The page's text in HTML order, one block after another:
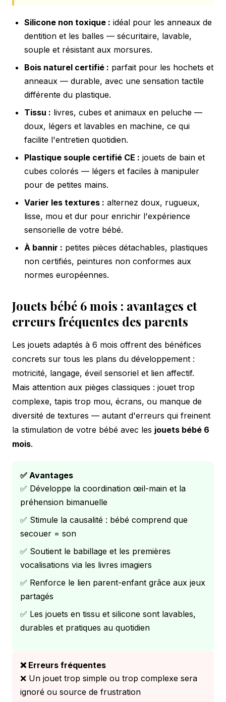
Silicone non toxique : idéal pour les anneaux de
dentition et les balles — sécuritaire, lavable,
souple et résistant aux morsures.
Bois naturel certifié : parfait pour les hochets et
anneaux — durable, avec une sensation tactile
différente du plastique.
Tissu : livres, cubes et animaux en peluche —
doux, légers et lavables en machine, ce qui
facilite l'entretien quotidien.
Plastique souple certifié CE : jouets de bain et
cubes colorés — légers et faciles à manipuler
pour de petites mains.
Varier les textures : alternez doux, rugueux,
lisse, mou et dur pour enrichir l'expérience
sensorielle de votre bébé.
À bannir : petites pièces détachables, plastiques
non certifiés, peintures non conformes aux
normes européennes.
Jouets bébé 6 mois : avantages et
erreurs fréquentes des parents
Les jouets adaptés à 6 mois offrent des bénéfices
concrets sur tous les plans du développement :
motricité, langage, éveil sensoriel et lien affectif.
Mais attention aux pièges classiques : jouet trop
complexe, tapis trop mou, écrans, ou manque de
diversité de textures — autant d'erreurs qui freinent
la stimulation de votre bébé avec les jouets bébé 6
mois.
✅ Avantages
✅ Développe la coordination œil-main et la
préhension bimanuelle
✅ Stimule la causalité : bébé comprend que
secouer = son
✅ Soutient le babillage et les premières
vocalisations via les livres imagiers
✅ Renforce le lien parent-enfant grâce aux jeux
partagés
✅ Les jouets en tissu et silicone sont lavables,
durables et pratiques au quotidien
❌ Erreurs fréquentes
❌ Un jouet trop simple ou trop complexe sera
ignoré ou source de frustration